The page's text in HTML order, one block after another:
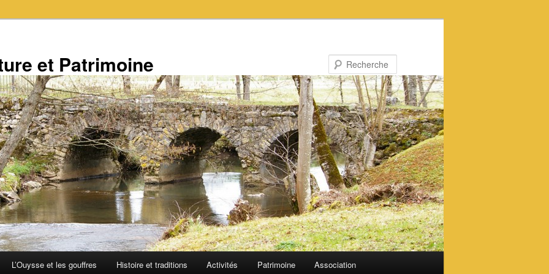
et Patrimoine
L’Ouysse et les gouffres Histoire et traditions Activités Patrimoine Association